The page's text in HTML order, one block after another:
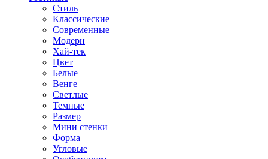
Стиль
Классические
Современные
Модерн
Хай-тек
Цвет
Белые
Венге
Светлые
Темные
Размер
Мини стенки
Форма
Угловые